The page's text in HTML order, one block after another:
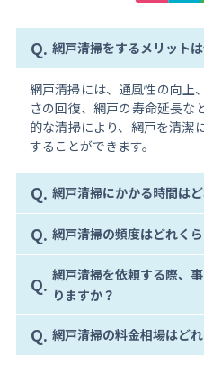
Q. 網戸清掃をするメリット
網戸清掃には、通風性の向上
さの回復、網戸の寿命延長な
的な清掃により、網戸を清潔
することができます。
Q. 網戸清掃にかかる時間は
Q. 網戸清掃の頻度はどれく
Q. 網戸清掃を依頼する際、
りますか？
Q. 網戸清掃の料金相場はど